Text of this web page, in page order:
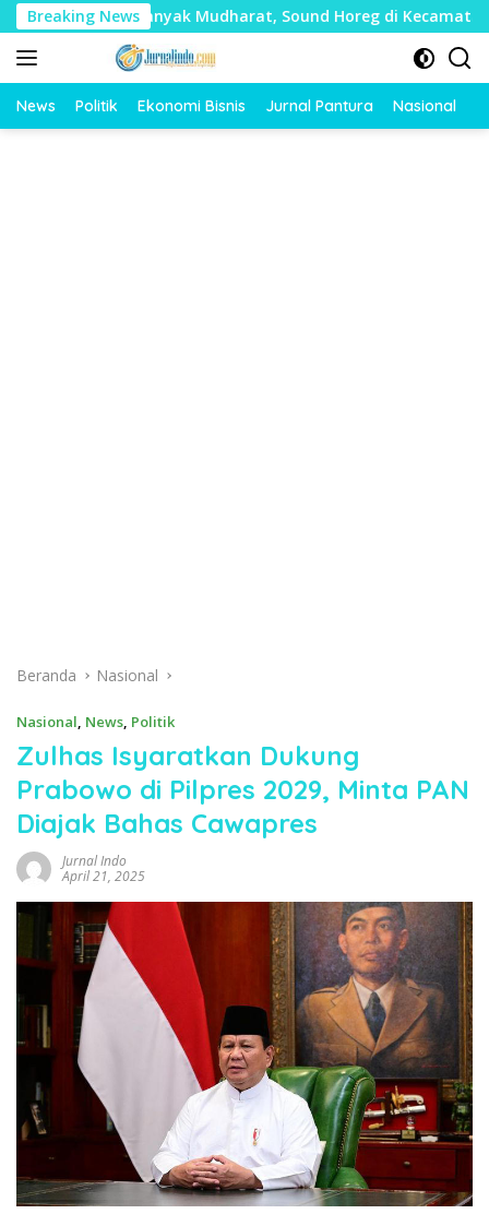
Langsung
ke
konten
Breaking News
Banyak Mudharat, Sound Horeg di Kecamatan Tayu
News Politik Ekonomi Bisnis Jurnal Pantura Nasional
Beranda Nasional
Nasional, News, Politik
Zulhas Isyaratkan Dukung
Prabowo di Pilpres 2029, Minta PAN
Diajak Bahas Cawapres
Jurnal Indo
April 21, 2025